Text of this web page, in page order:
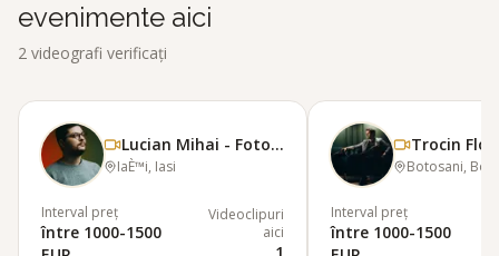
evenimente aici
2 videografi verificați
Lucian Mihai - Foto&amp;Film
IaÈ™i, Iasi
Interval preț
între 1000-1500
Videoclipuri
aici
Botosani,
Interval preț
între 1000-1500